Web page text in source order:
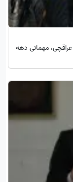
مهمانی دهه